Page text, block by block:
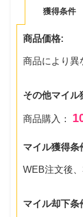
獲得条件
商品価格:
商品により異
その他マイル
商品購入：
マイル獲得条
WEB注文後
マイル却下条